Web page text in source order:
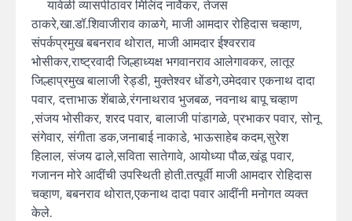
यावेळी व्यासपीठावर मिलिंद नार्वेकर, तेजस
ठाकरे,खा.डॉ.शिवाजीराव काळगे, माजी आमदार रोहिदास चव्हाण,
संपर्कप्रमुख बबनराव थोरात, माजी आमदार ईश्वरराव
भोसीकर,राष्ट्रवादी जिल्हाध्यक्ष भगवानराव आलेगावकर, लातूर
जिल्हाप्रमुख बालाजी रेड्डी, मुक्तेश्वर धोंडगे,उमेदवार एकनाथ दादा
पवार, दत्ताभाऊ शेंबाळे,रंगनाथराव भुजबळ, नवनाथ बापू चव्हाण
,संजय भोसीकर, शरद पवार, बालाजी पांडागळे, प्रभाकर पवार, सोनू
संगेवार, संगीता डक,जनाबाई नाकाडे, भाऊसाहेब कदम,सुरेश
हिलाल, संजय ढाले,सविता सातेगावे, आयोध्या पौळ,खंडू पवार,
गजानन मोरे आदींची उपस्थिती होती.तत्पूर्वी माजी आमदार रोहिदास
चव्हाण, बबनराव थोरात,एकनाथ दादा पवार आदींनी मनोगत व्यक्त
केले.